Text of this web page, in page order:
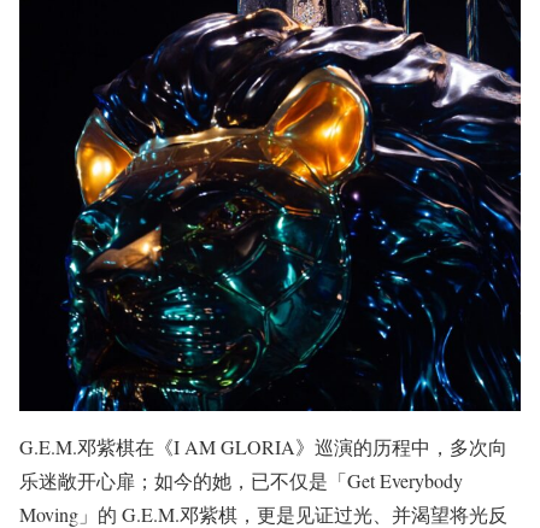
G.E.M.邓紫棋在《I AM GLORIA》巡演的历程中，多次向
乐迷敞开心扉；如今的她，已不仅是「Get Everybody
Moving」的 G.E.M.邓紫棋，更是见证过光、并渴望将光反